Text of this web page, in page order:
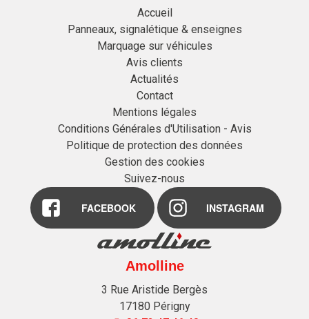
Accueil
Panneaux, signalétique & enseignes
Marquage sur véhicules
Avis clients
Actualités
Contact
Mentions légales
Conditions Générales d'Utilisation - Avis
Politique de protection des données
Gestion des cookies
Suivez-nous
FACEBOOK INSTAGRAM
Amolline
3 Rue Aristide Bergès
17180 Périgny